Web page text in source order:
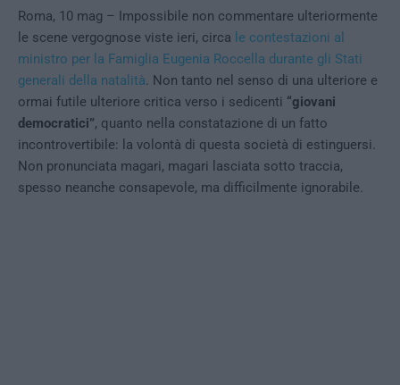
Roma, 10 mag – Impossibile non commentare ulteriormente
le scene vergognose viste ieri, circa le contestazioni al
ministro per la Famiglia Eugenia Roccella durante gli Stati
generali della natalità. Non tanto nel senso di una ulteriore e
ormai futile ulteriore critica verso i sedicenti “giovani
democratici”, quanto nella constatazione di un fatto
incontrovertibile: la volontà di questa società di estinguersi.
Non pronunciata magari, magari lasciata sotto traccia,
spesso neanche consapevole, ma difficilmente ignorabile.